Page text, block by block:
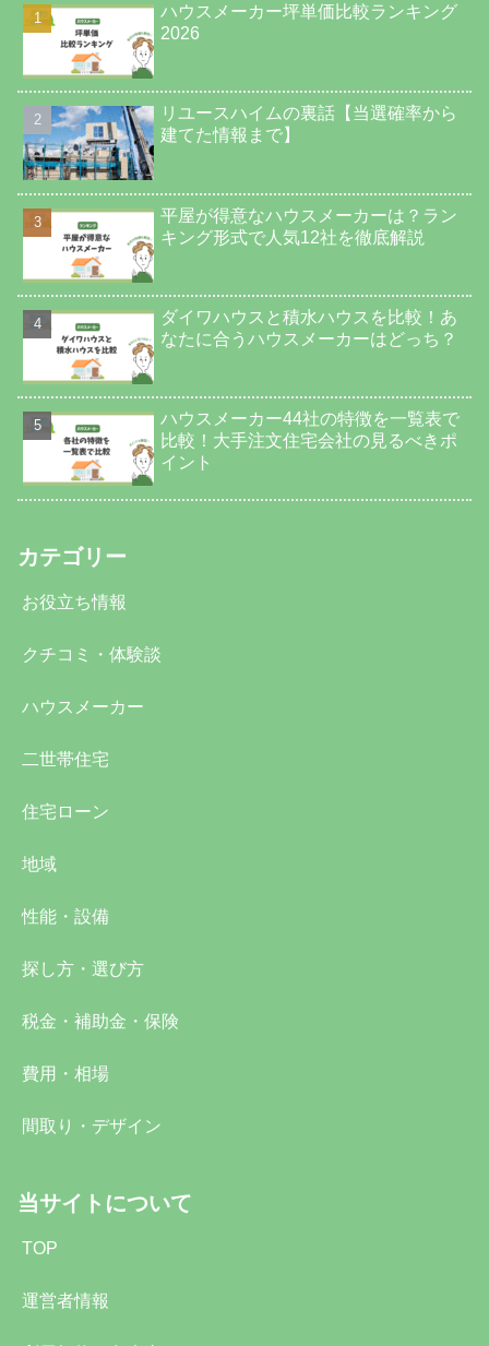
ハウスメーカー坪単価比較ランキング
2026
リユースハイムの裏話【当選確率から
建てた情報まで】
平屋が得意なハウスメーカーは？ラン
キング形式で人気12社を徹底解説
ダイワハウスと積水ハウスを比較！あ
なたに合うハウスメーカーはどっち？
ハウスメーカー44社の特徴を一覧表で
比較！大手注文住宅会社の見るべきポ
イント
カテゴリー
お役立ち情報
クチコミ・体験談
ハウスメーカー
二世帯住宅
住宅ローン
地域
性能・設備
探し方・選び方
税金・補助金・保険
費用・相場
間取り・デザイン
当サイトについて
TOP
運営者情報